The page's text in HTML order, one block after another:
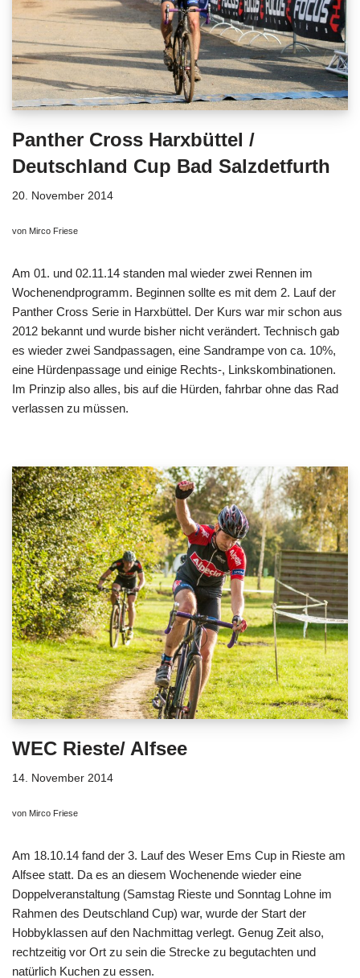
Panther Cross Harxbüttel /
Deutschland Cup Bad Salzdetfurth
20. November 2014
von Mirco Friese
Am 01. und 02.11.14 standen mal wieder zwei Rennen im
Wochenendprogramm. Beginnen sollte es mit dem 2. Lauf der
Panther Cross Serie in Harxbüttel. Der Kurs war mir schon aus
2012 bekannt und wurde bisher nicht verändert. Technisch gab
es wieder zwei Sandpassagen, eine Sandrampe von ca. 10%,
eine Hürdenpassage und einige Rechts-, Linkskombinationen.
Im Prinzip also alles, bis auf die Hürden, fahrbar ohne das Rad
verlassen zu müssen.
WEC Rieste/ Alfsee
14. November 2014
von Mirco Friese
Am 18.10.14 fand der 3. Lauf des Weser Ems Cup in Rieste am
Alfsee statt. Da es an diesem Wochenende wieder eine
Doppelveranstaltung (Samstag Rieste und Sonntag Lohne im
Rahmen des Deutschland Cup) war, wurde der Start der
Hobbyklassen auf den Nachmittag verlegt. Genug Zeit also,
rechtzeitig vor Ort zu sein die Strecke zu begutachten und
natürlich Kuchen zu essen.